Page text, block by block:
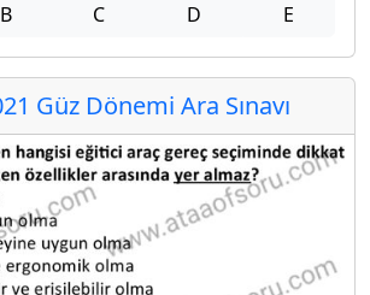
B C D E
Güz Dönemi Ara Sınavı